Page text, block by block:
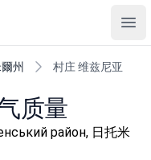
州 村庄 维兹尼亚
质量
район, 日托米